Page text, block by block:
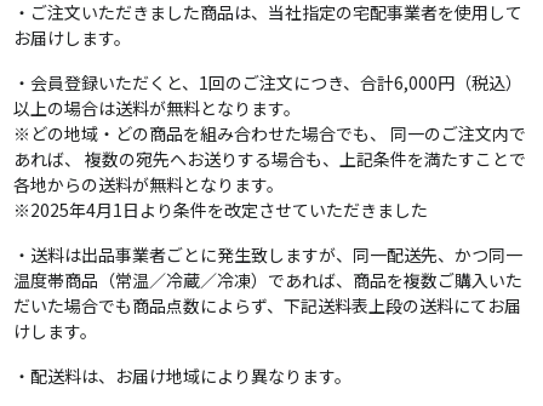
・ご注文いただきました商品は、当社指定の宅配事業者を使用して
お届けします。
・会員登録いただくと、1回のご注文につき、合計6,000円（税込）
以上の場合は送料が無料となります。
※どの地域・どの商品を組み合わせた場合でも、 同一のご注文内で
あれば、 複数の宛先へお送りする場合も、上記条件を満たすことで
各地からの送料が無料となります。
※2025年4月1日より条件を改定させていただきました
・送料は出品事業者ごとに発生致しますが、同一配送先、かつ同一
温度帯商品（常温／冷蔵／冷凍）であれば、商品を複数ご購入いた
だいた場合でも商品点数によらず、下記送料表上段の送料にてお届
けします。
・配送料は、お届け地域により異なります。